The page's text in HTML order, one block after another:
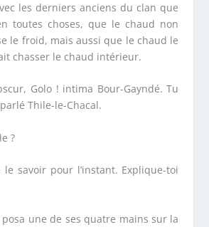
les derniers anciens du clan que
toutes choses, que le chaud non
le froid, mais aussi que le chaud le
chasser le chaud intérieur.
Golo ! intima Bour-Gayndé. Tu
Thile-le-Chacal.
?
savoir pour l’instant. Explique-toi
posa une de ses quatre mains sur la